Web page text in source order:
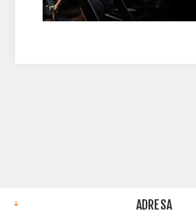
ADRESA